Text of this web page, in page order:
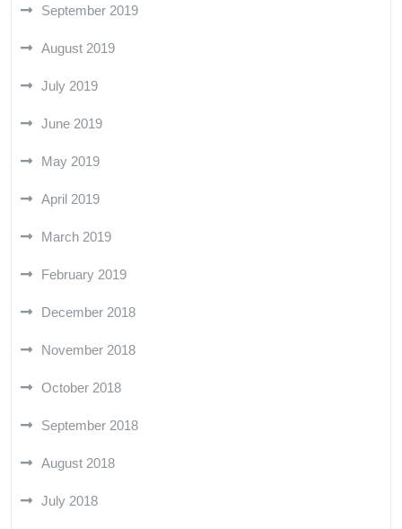
September 2019
August 2019
July 2019
June 2019
May 2019
April 2019
March 2019
February 2019
December 2018
November 2018
October 2018
September 2018
August 2018
July 2018